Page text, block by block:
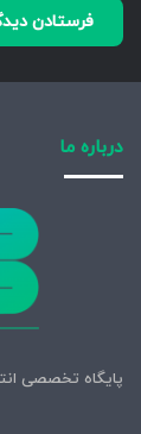
درباره ما
پایگاه تخصصی